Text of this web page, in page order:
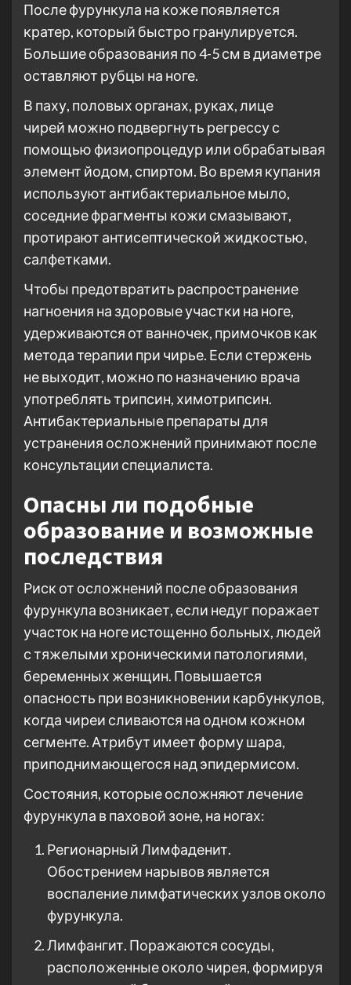
После фурункула на коже появляется
кратер, который быстро гранулируется.
Большие образования по 4-5 см в диаметре
оставляют рубцы на ноге.
В паху, половых органах, руках, лице
чирей можно подвергнуть регрессу с
помощью физиопроцедур или обрабатывая
элемент йодом, спиртом. Во время купания
используют антибактериальное мыло,
соседние фрагменты кожи смазывают,
протирают антисептической жидкостью,
салфетками.
Чтобы предотвратить распространение
нагноения на здоровые участки на ноге,
удерживаются от ванночек, примочков как
метода терапии при чирье. Если стержень
не выходит, можно по назначению врача
употреблять трипсин, химотрипсин.
Антибактериальные препараты для
устранения осложнений принимают после
консультации специалиста.
Опасны ли подобные
образование и возможные
последствия
Риск от осложнений после образования
фурункула возникает, если недуг поражает
участок на ноге истощенно больных, людей
с тяжелыми хроническими патологиями,
беременных женщин. Повышается
опасность при возникновении карбункулов,
когда чиреи сливаются на одном кожном
сегменте. Атрибут имеет форму шара,
приподнимающегося над эпидермисом.
Состояния, которые осложняют лечение
фурункула в паховой зоне, на ногах:
Регионарный Лимфаденит.
Обострением нарывов является
воспаление лимфатических узлов около
фурункула.
Лимфангит. Поражаются сосуды,
расположенные около чирея, формируя